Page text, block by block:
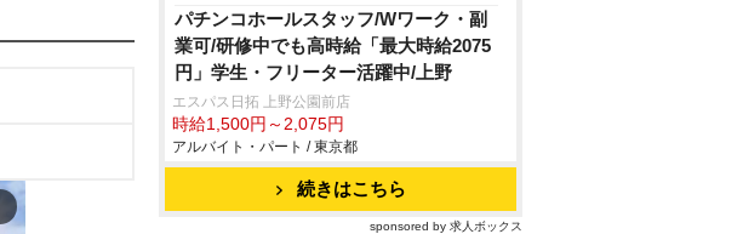
パチンコホールスタッフ/Wワーク・副
業可/研修中でも高時給「最大時給2075
円」学生・フリーター活躍中/上野
エスパス日拓 上野公園前店
時給1,500円～2,075円
アルバイト・パート / 東京都
続きはこちら
sponsored by 求人ボックス